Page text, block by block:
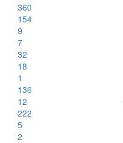
360
154
9
7
32
18
1
136
12
222
5
2